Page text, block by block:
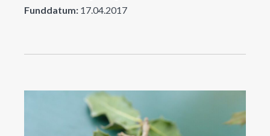
Funddatum: 17.04.2017